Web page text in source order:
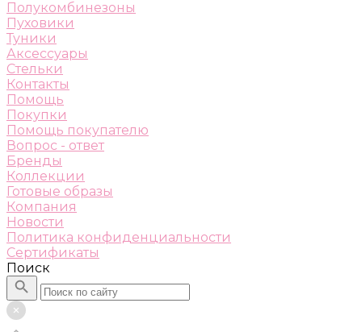
Полукомбинезоны
Пуховики
Туники
Аксессуары
Стельки
Контакты
Помощь
Покупки
Помощь покупателю
Вопрос - ответ
Бренды
Коллекции
Готовые образы
Компания
Новости
Политика конфиденциальности
Сертификаты
Поиск